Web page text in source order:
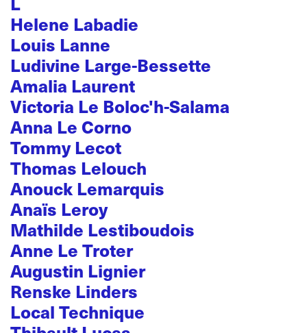
Helene Labadie
Louis Lanne
Ludivine Large-Bessette
Amalia Laurent
Victoria Le Boloc'h-Salama
Anna Le Corno
Tommy Lecot
Thomas Lelouch
Anouck Lemarquis
Anaïs Leroy
Mathilde Lestiboudois
Anne Le Troter
Augustin Lignier
Renske Linders
Local Technique